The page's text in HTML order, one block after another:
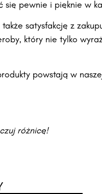
się pewnie i pięknie w
satysfakcję z
który nie tylko
powstają w
różnicę!